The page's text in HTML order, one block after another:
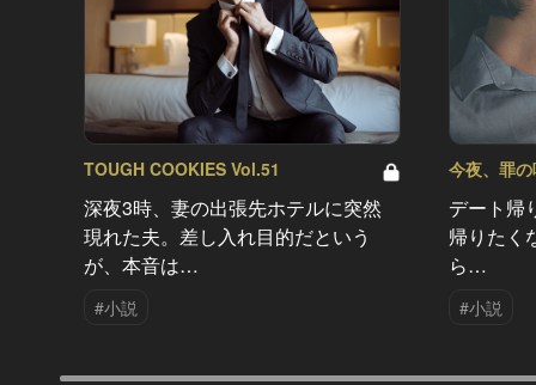
TOUGH COOKIES Vol.51
深夜3時、妻の出張先ホテルに突然
現れた夫。差し入れ目的だという
が、本音は…
#小説
今夜、罪
デート帰
帰りたく
ら…
#小説